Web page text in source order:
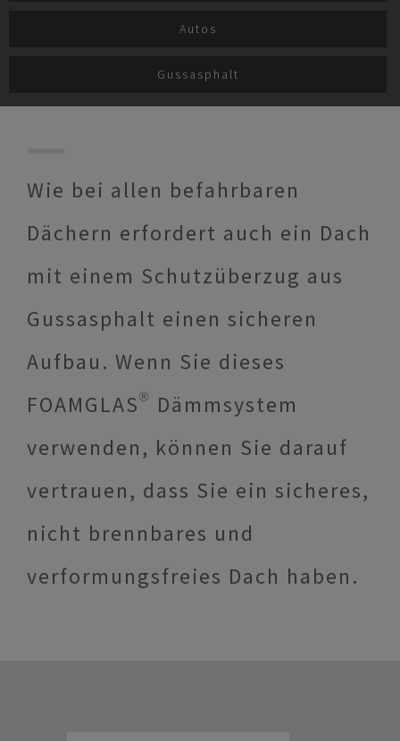
Autos
Gussasphalt
Wie bei allen befahrbaren
Dächern erfordert auch ein Dach
mit einem Schutzüberzug aus
Gussasphalt einen sicheren
Aufbau. Wenn Sie dieses
FOAMGLAS® Dämmsystem
verwenden, können Sie darauf
vertrauen, dass Sie ein sicheres,
nicht brennbares und
verformungsfreies Dach haben.